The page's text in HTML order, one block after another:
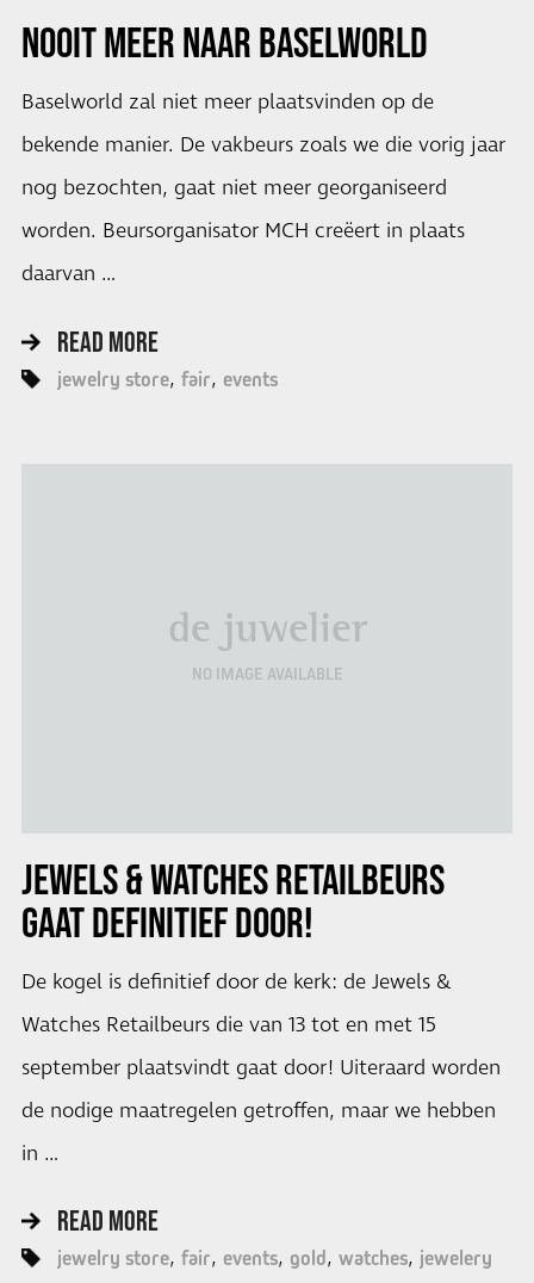
NOOIT MEER NAAR BASELWORLD
Baselworld zal niet meer plaatsvinden op de
bekende manier. De vakbeurs zoals we die vorig jaar
nog bezochten, gaat niet meer georganiseerd
worden. Beursorganisator MCH creëert in plaats
daarvan …
READ MORE
jewelry store fair events
de juwelier
NO IMAGE AVAILABLE
JEWELS & WATCHES RETAILBEURS
GAAT DEFINITIEF DOOR!
De kogel is definitief door de kerk: de Jewels &
Watches Retailbeurs die van 13 tot en met 15
september plaatsvindt gaat door! Uiteraard worden
de nodige maatregelen getroffen, maar we hebben
in …
READ MORE
jewelry store fair events gold watches jewelery